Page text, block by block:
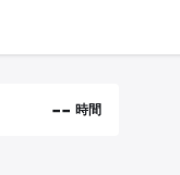
-- 時間